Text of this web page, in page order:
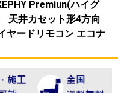
Premiun(ハイグ
井カセット形4方向
ードリモコン エコナ